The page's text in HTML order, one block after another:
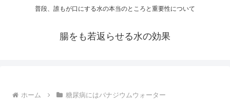
普段、誰もが口にする水の本当のところと重要性について
腸をも若返らせる水の効果
ホーム 糖尿病にはバナジウムウォーター